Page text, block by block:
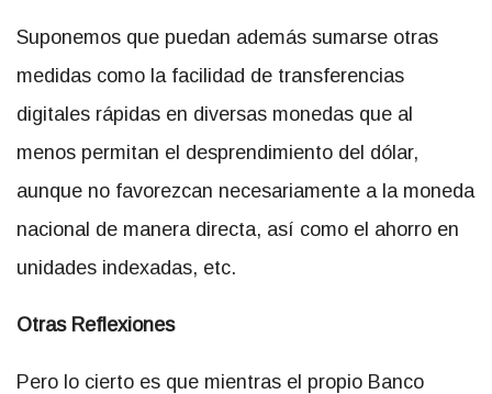
Suponemos que puedan además sumarse otras
medidas como la facilidad de transferencias
digitales rápidas en diversas monedas que al
menos permitan el desprendimiento del dólar,
aunque no favorezcan necesariamente a la moneda
nacional de manera directa, así como el ahorro en
unidades indexadas, etc.
Otras Reflexiones
Pero lo cierto es que mientras el propio Banco